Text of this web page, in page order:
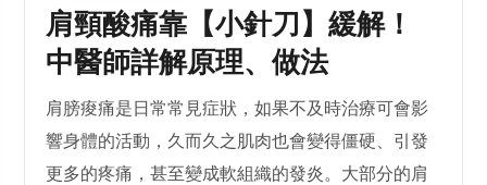
肩頸酸痛靠【小針刀】緩解！
中醫師詳解原理、做法
肩膀痠痛是日常常見症狀，如果不及時治療可會影
響身體的活動，久而久之肌肉也會變得僵硬、引發
更多的疼痛，甚至變成軟組織的發炎。大部分的肩